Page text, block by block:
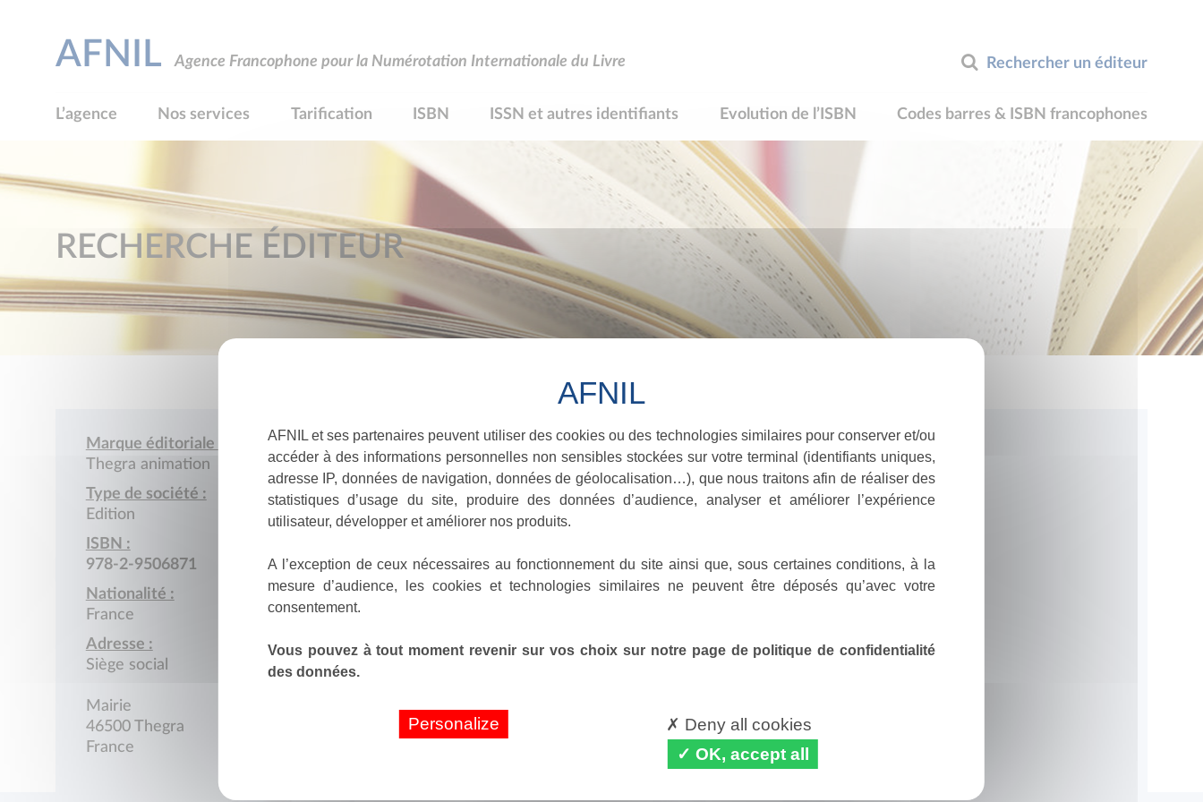
Rechercher un éditeur
AFNIL Agence Francophone pour la Numérotation Internationale du Livre
L’agence Nos services Tarification ISBN ISSN et autres identifiants Evolution de l’ISBN Codes barres & ISBN francophones
RECHERCHE ÉDITEUR
Marque éditoriale :
Thegra animation
Type de société :
Edition
ISBN :
978-2-9506871
Nationalité :
France
Adresse :
Siège social
Mairie
46500 Thegra
France
AFNIL et ses partenaires peuvent utiliser des cookies ou des technologies similaires pour conserver et/ou
accéder à des informations personnelles non sensibles stockées sur votre terminal (identifiants uniques,
adresse IP, données de navigation, données de géolocalisation…), que nous traitons afin de réaliser des
statistiques d’usage du site, produire des données d’audience, analyser et améliorer l’expérience
utilisateur, développer et améliorer nos produits.
A l’exception de ceux nécessaires au fonctionnement du site ainsi que, sous certaines conditions, à la
mesure d’audience, les cookies et technologies similaires ne peuvent être déposés qu’avec votre
consentement.
Vous pouvez à tout moment revenir sur vos choix sur notre page de politique de confidentialité
des données.
Personalize
Deny all cookies
OK, accept all